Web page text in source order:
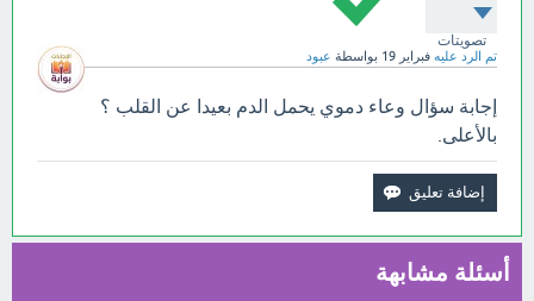
تصويتات
تم الرد عليه فبراير 19 بواسطة عبود
إجابة سؤال وعاء دموي يحمل الدم بعيدا عن القلب ؟
بالأعلى.
أسئلة مشابهة